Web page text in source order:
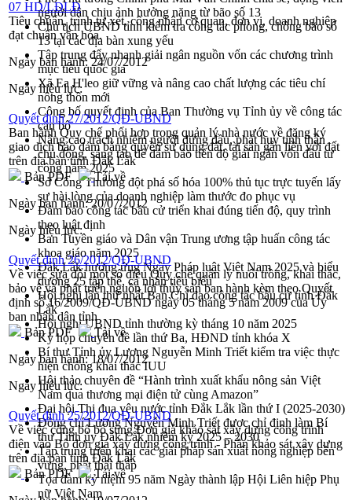
người dân chịu ảnh hưởng nặng từ bão số 13
Chủ tịch UBND tỉnh kiểm tra công tác phòng, chống bão số
13 tại các địa bàn xung yếu
Tập trung đẩy nhanh giải ngân nguồn vốn các chương trình
mục tiêu quốc gia
Xã Ea H'leo giữ vững và nâng cao chất lượng các tiêu chí
nông thôn mới
Công bố quyết định của Ban Thường vụ Tỉnh ủy về công tác
cán bộ
Nâng cao trách nhiệm người đứng đầu, phát huy tinh thần
chủ động, sáng tạo để đảm bảo tiến độ giải ngân vốn đầu tư
công năm 2025
Sở Công Thương đột phá số hóa 100% thủ tục trực tuyến lấy
sự hài lòng của doanh nghiệp làm thước đo phục vụ
Đảm bảo công tác bầu cử triển khai đúng tiến độ, quy trình
theo luật định
Ban Tuyên giáo và Dân vận Trung ương tập huấn công tác
khoa giáo năm 2025
Đắk Lắk hưởng ứng Ngày Pháp luật Việt Nam 2025 và biểu
dương 25 tập thể, cá nhân tiêu biểu
Hội nghị lần thứ nhất Ban Chỉ đạo công tác bầu cử tỉnh Đắk
Lắk
Hội nghị UBND tỉnh thường kỳ tháng 10 năm 2025
Kỳ họp chuyên đề lần thứ Ba, HĐND tỉnh khóa X
Bí thư Tỉnh ủy Lương Nguyễn Minh Triết kiểm tra việc thực
hiện chống khai thác IUU
Hội thảo chuyên đề “Hành trình xuất khẩu nông sản Việt
Nam qua thương mại điện tử cùng Amazon”
Đại hội Thi đua yêu nước tỉnh Đắk Lắk lần thứ I (2025-2030)
Đồng chí Lương Nguyễn Minh Triết được chỉ định làm Bí
thư Tỉnh ủy Đắk Lắk nhiệm kỳ 2025 – 2030
Tập trung triển khai các giải pháp sản xuất nông nghiệp bền
vững, phát thải thấp
Tọa đàm kỷ niệm 95 năm Ngày thành lập Hội Liên hiệp Phụ
nữ Việt Nam
07 HD/LĐLĐ
Tiêu chuẩn, trình tự xét, công nhận cơ quan, đơn vị, doanh nghiệp
đạt chuẩn văn hóa.
Ngày ban hành:24/07/2012
Ngày hiệu lực:
Quyết định 27/2012/QĐ-UBND
Ban hành Quy chế phối hợp trong quản lý nhà nước về đăng ký
giao dịch bảo đảm bằng quyền sử dụng đất, tài sản gắn liền với đất
trên địa bàn tỉnh Đắk Lắk
Bản PDF
Tải về
Ngày ban hành:20/07/2012
Ngày hiệu lực:
Quyết định 26/2012/QĐ-UBND
Về việc sửa đổi một số điều Quy chế quản lý nuôi trồng, khai thác,
bảo vệ và phát triển nguồn lợi thủy sản ban hành kèm theo Quyết
định số 16/2009/QĐ-UBND ngày 05 tháng 5 năm 2009 của Ủy
ban nhân dân tỉnh
Bản PDF
Tải về
Ngày ban hành:18/07/2012
Ngày hiệu lực:
Quyết định 25/2012/QĐ-UBND
Về việc công bố bổ sung Đơn giá khảo sát xây dựng công trình
điện vào Bộ đơn giá xây dựng công trình - Phần khảo sát xây dựng
trên địa bàn tỉnh Đắk Lắk
Bản PDF
Tải về